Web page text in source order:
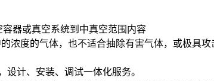
器或真空系统到中真空范围内容
浓度的气体，也不适合抽除有害气体，或极具
计、安装、调试一体化服务。